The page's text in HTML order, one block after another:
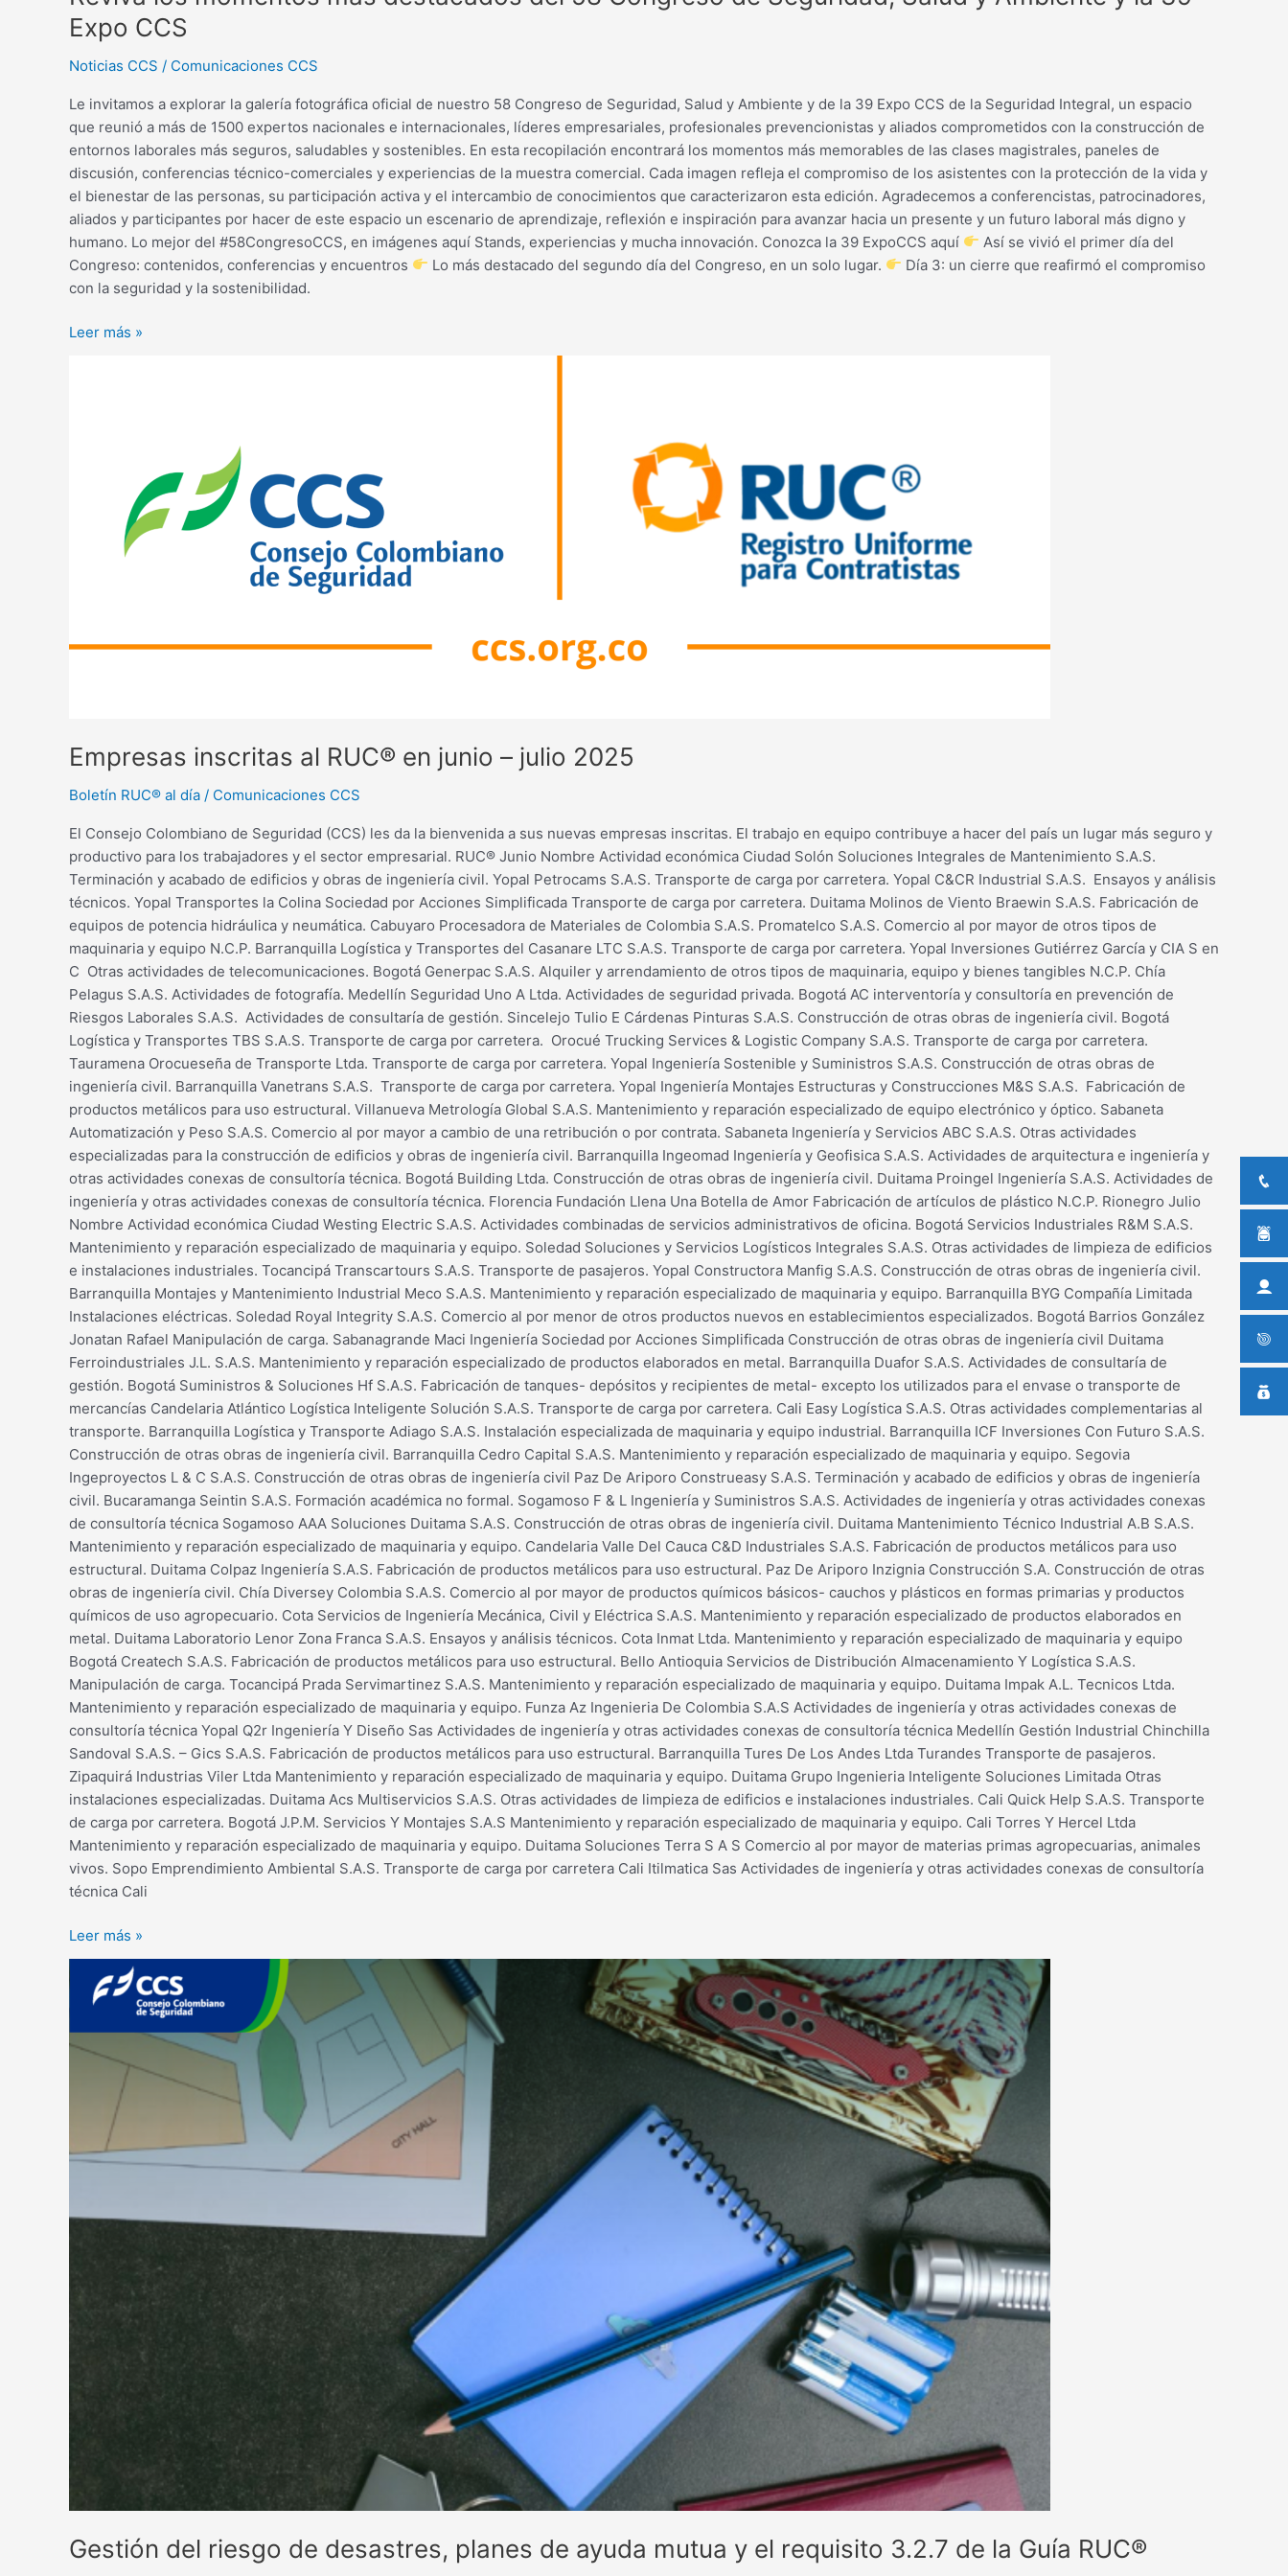
Expo CCS
Noticias CCS / Comunicaciones CCS
Le invitamos a explorar la galería fotográfica oficial de nuestro 58 Congreso de Seguridad, Salud y Ambiente y de la 39 Expo CCS de la Seguridad Integral, un espacio
que reunió a más de 1500 expertos nacionales e internacionales, líderes empresariales, profesionales prevencionistas y aliados comprometidos con la construcción de
entornos laborales más seguros, saludables y sostenibles. En esta recopilación encontrará los momentos más memorables de las clases magistrales, paneles de
discusión, conferencias técnico-comerciales y experiencias de la muestra comercial. Cada imagen refleja el compromiso de los asistentes con la protección de la vida y
el bienestar de las personas, su participación activa y el intercambio de conocimientos que caracterizaron esta edición. Agradecemos a conferencistas, patrocinadores,
aliados y participantes por hacer de este espacio un escenario de aprendizaje, reflexión e inspiración para avanzar hacia un presente y un futuro laboral más digno y
humano. Lo mejor del #58CongresoCCS, en imágenes aquí Stands, experiencias y mucha innovación. Conozca la 39 ExpoCCS aquí
Así se vivió el primer día del
Congreso: contenidos, conferencias y encuentros
Lo más destacado del segundo día del Congreso, en un solo lugar.
Día 3: un cierre que reafirmó el compromiso
con la seguridad y la sostenibilidad.
Leer más »
Empresas inscritas al RUC® en junio – julio 2025
Boletín RUC® al día / Comunicaciones CCS
El Consejo Colombiano de Seguridad (CCS) les da la bienvenida a sus nuevas empresas inscritas. El trabajo en equipo contribuye a hacer del país un lugar más seguro y
productivo para los trabajadores y el sector empresarial. RUC® Junio Nombre Actividad económica Ciudad Solón Soluciones Integrales de Mantenimiento S.A.S.
Terminación y acabado de edificios y obras de ingeniería civil. Yopal Petrocams S.A.S. Transporte de carga por carretera. Yopal C&CR Industrial S.A.S. Ensayos y análisis
técnicos. Yopal Transportes la Colina Sociedad por Acciones Simplificada Transporte de carga por carretera. Duitama Molinos de Viento Braewin S.A.S. Fabricación de
equipos de potencia hidráulica y neumática. Cabuyaro Procesadora de Materiales de Colombia S.A.S. Promatelco S.A.S. Comercio al por mayor de otros tipos de
maquinaria y equipo N.C.P. Barranquilla Logística y Transportes del Casanare LTC S.A.S. Transporte de carga por carretera. Yopal Inversiones Gutiérrez García y CIA S en
C Otras actividades de telecomunicaciones. Bogotá Generpac S.A.S. Alquiler y arrendamiento de otros tipos de maquinaria, equipo y bienes tangibles N.C.P. Chía
Pelagus S.A.S. Actividades de fotografía. Medellín Seguridad Uno A Ltda. Actividades de seguridad privada. Bogotá AC interventoría y consultoría en prevención de
Riesgos Laborales S.A.S. Actividades de consultaría de gestión. Sincelejo Tulio E Cárdenas Pinturas S.A.S. Construcción de otras obras de ingeniería civil. Bogotá
Logística y Transportes TBS S.A.S. Transporte de carga por carretera. Orocué Trucking Services & Logistic Company S.A.S. Transporte de carga por carretera.
Tauramena Orocueseña de Transporte Ltda. Transporte de carga por carretera. Yopal Ingeniería Sostenible y Suministros S.A.S. Construcción de otras obras de
ingeniería civil. Barranquilla Vanetrans S.A.S. Transporte de carga por carretera. Yopal Ingeniería Montajes Estructuras y Construcciones M&S S.A.S. Fabricación de
productos metálicos para uso estructural. Villanueva Metrología Global S.A.S. Mantenimiento y reparación especializado de equipo electrónico y óptico. Sabaneta
Automatización y Peso S.A.S. Comercio al por mayor a cambio de una retribución o por contrata. Sabaneta Ingeniería y Servicios ABC S.A.S. Otras actividades
especializadas para la construcción de edificios y obras de ingeniería civil. Barranquilla Ingeomad Ingeniería y Geofisica S.A.S. Actividades de arquitectura e ingeniería y
otras actividades conexas de consultoría técnica. Bogotá Building Ltda. Construcción de otras obras de ingeniería civil. Duitama Proingel Ingeniería S.A.S. Actividades de
ingeniería y otras actividades conexas de consultoría técnica. Florencia Fundación Llena Una Botella de Amor Fabricación de artículos de plástico N.C.P. Rionegro Julio
Nombre Actividad económica Ciudad Westing Electric S.A.S. Actividades combinadas de servicios administrativos de oficina. Bogotá Servicios Industriales R&M S.A.S.
Mantenimiento y reparación especializado de maquinaria y equipo. Soledad Soluciones y Servicios Logísticos Integrales S.A.S. Otras actividades de limpieza de edificios
e instalaciones industriales. Tocancipá Transcartours S.A.S. Transporte de pasajeros. Yopal Constructora Manfig S.A.S. Construcción de otras obras de ingeniería civil.
Barranquilla Montajes y Mantenimiento Industrial Meco S.A.S. Mantenimiento y reparación especializado de maquinaria y equipo. Barranquilla BYG Compañía Limitada
Instalaciones eléctricas. Soledad Royal Integrity S.A.S. Comercio al por menor de otros productos nuevos en establecimientos especializados. Bogotá Barrios González
Jonatan Rafael Manipulación de carga. Sabanagrande Maci Ingeniería Sociedad por Acciones Simplificada Construcción de otras obras de ingeniería civil Duitama
Ferroindustriales J.L. S.A.S. Mantenimiento y reparación especializado de productos elaborados en metal. Barranquilla Duafor S.A.S. Actividades de consultaría de
gestión. Bogotá Suministros & Soluciones Hf S.A.S. Fabricación de tanques- depósitos y recipientes de metal- excepto los utilizados para el envase o transporte de
mercancías Candelaria Atlántico Logística Inteligente Solución S.A.S. Transporte de carga por carretera. Cali Easy Logística S.A.S. Otras actividades complementarias al
transporte. Barranquilla Logística y Transporte Adiago S.A.S. Instalación especializada de maquinaria y equipo industrial. Barranquilla ICF Inversiones Con Futuro S.A.S.
Construcción de otras obras de ingeniería civil. Barranquilla Cedro Capital S.A.S. Mantenimiento y reparación especializado de maquinaria y equipo. Segovia
Ingeproyectos L & C S.A.S. Construcción de otras obras de ingeniería civil Paz De Ariporo Construeasy S.A.S. Terminación y acabado de edificios y obras de ingeniería
civil. Bucaramanga Seintin S.A.S. Formación académica no formal. Sogamoso F & L Ingeniería y Suministros S.A.S. Actividades de ingeniería y otras actividades conexas
de consultoría técnica Sogamoso AAA Soluciones Duitama S.A.S. Construcción de otras obras de ingeniería civil. Duitama Mantenimiento Técnico Industrial A.B S.A.S.
Mantenimiento y reparación especializado de maquinaria y equipo. Candelaria Valle Del Cauca C&D Industriales S.A.S. Fabricación de productos metálicos para uso
estructural. Duitama Colpaz Ingeniería S.A.S. Fabricación de productos metálicos para uso estructural. Paz De Ariporo Inzignia Construcción S.A. Construcción de otras
obras de ingeniería civil. Chía Diversey Colombia S.A.S. Comercio al por mayor de productos químicos básicos- cauchos y plásticos en formas primarias y productos
químicos de uso agropecuario. Cota Servicios de Ingeniería Mecánica, Civil y Eléctrica S.A.S. Mantenimiento y reparación especializado de productos elaborados en
metal. Duitama Laboratorio Lenor Zona Franca S.A.S. Ensayos y análisis técnicos. Cota Inmat Ltda. Mantenimiento y reparación especializado de maquinaria y equipo
Bogotá Createch S.A.S. Fabricación de productos metálicos para uso estructural. Bello Antioquia Servicios de Distribución Almacenamiento Y Logística S.A.S.
Manipulación de carga. Tocancipá Prada Servimartinez S.A.S. Mantenimiento y reparación especializado de maquinaria y equipo. Duitama Impak A.L. Tecnicos Ltda.
Mantenimiento y reparación especializado de maquinaria y equipo. Funza Az Ingenieria De Colombia S.A.S Actividades de ingeniería y otras actividades conexas de
consultoría técnica Yopal Q2r Ingeniería Y Diseño Sas Actividades de ingeniería y otras actividades conexas de consultoría técnica Medellín Gestión Industrial Chinchilla
Sandoval S.A.S. – Gics S.A.S. Fabricación de productos metálicos para uso estructural. Barranquilla Tures De Los Andes Ltda Turandes Transporte de pasajeros.
Zipaquirá Industrias Viler Ltda Mantenimiento y reparación especializado de maquinaria y equipo. Duitama Grupo Ingenieria Inteligente Soluciones Limitada Otras
instalaciones especializadas. Duitama Acs Multiservicios S.A.S. Otras actividades de limpieza de edificios e instalaciones industriales. Cali Quick Help S.A.S. Transporte
de carga por carretera. Bogotá J.P.M. Servicios Y Montajes S.A.S Mantenimiento y reparación especializado de maquinaria y equipo. Cali Torres Y Hercel Ltda
Mantenimiento y reparación especializado de maquinaria y equipo. Duitama Soluciones Terra S A S Comercio al por mayor de materias primas agropecuarias, animales
vivos. Sopo Emprendimiento Ambiental S.A.S. Transporte de carga por carretera Cali Itilmatica Sas Actividades de ingeniería y otras actividades conexas de consultoría
técnica Cali
Leer más »
Gestión del riesgo de desastres, planes de ayuda mutua y el requisito 3.2.7 de la Guía RUC®
Gestión
del
de
desastres,
mutua
requisito